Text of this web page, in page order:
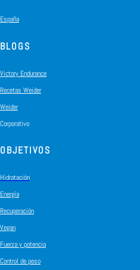
España
BLOGS
Victory Endurance
Recetas Weider
Weider
Corporativo
OBJETIVOS
Hidratación
Energía
Recuperación
Vegan
Fuerza y potencia
Control de peso